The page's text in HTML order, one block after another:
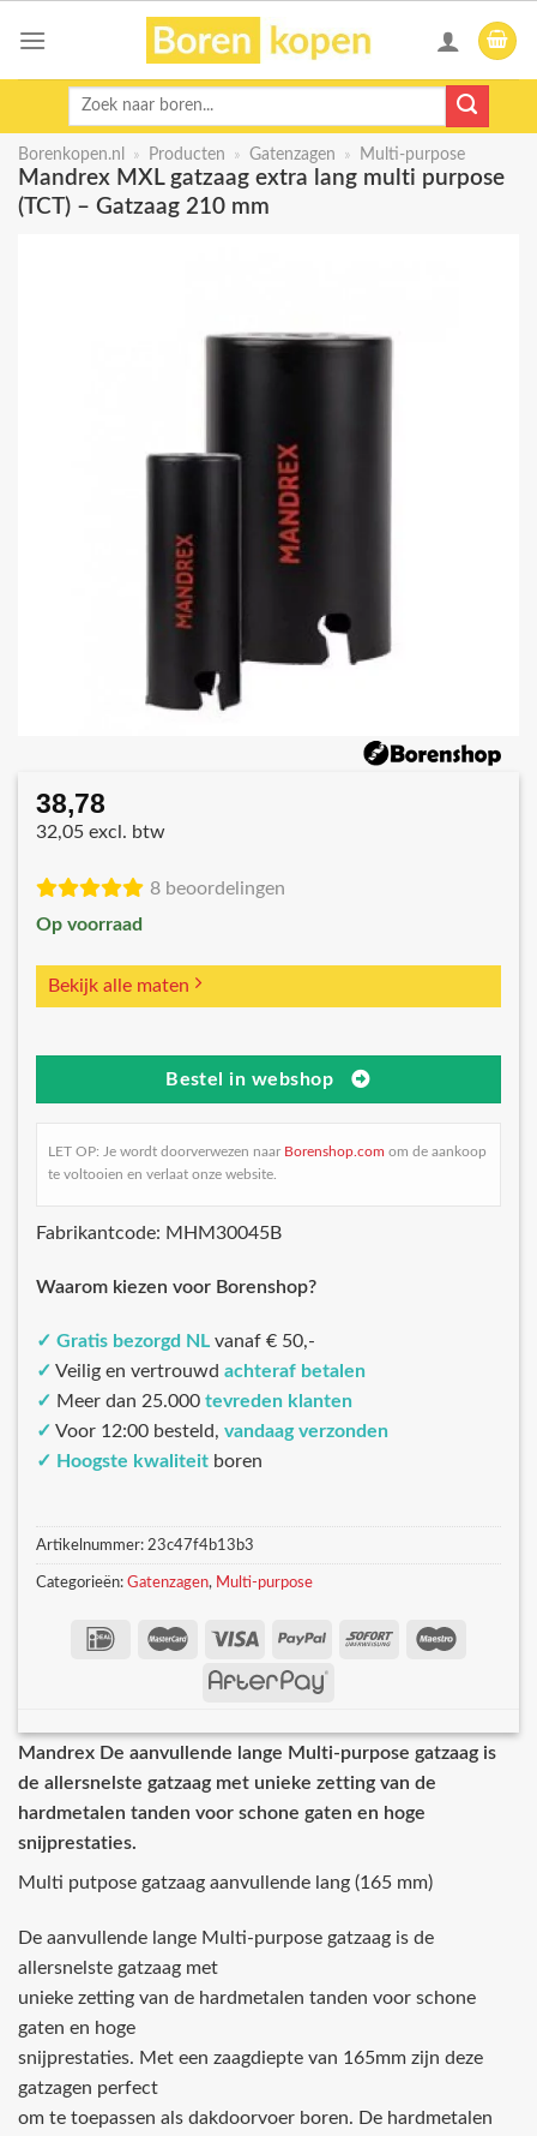
Zoeken
Borenkopen.nl » Producten » Gatenzagen » Multi-purpose
Mandrex MXL gatzaag extra lang multi purpose
(TCT) – Gatzaag 210 mm
38,78
32,05 excl. btw
8 beoordelingen
Op voorraad
Bekijk alle maten
Bestel in webshop
LET OP: Je wordt doorverwezen naar Borenshop.com om de aankoop
te voltooien en verlaat onze website.
Fabrikantcode: MHM30045B
Waarom kiezen voor Borenshop?
✓ Gratis bezorgd NL vanaf € 50,-
✓ Veilig en vertrouwd achteraf betalen
✓ Meer dan 25.000 tevreden klanten
✓ Voor 12:00 besteld, vandaag verzonden
✓ Hoogste kwaliteit boren
Artikelnummer: 23c47f4b13b3
Categorieën: Gatenzagen, Multi-purpose
Mandrex De aanvullende lange Multi-purpose gatzaag is
de allersnelste gatzaag met unieke zetting van de
hardmetalen tanden voor schone gaten en hoge
snijprestaties.
Multi putpose gatzaag aanvullende lang (165 mm)
De aanvullende lange Multi-purpose gatzaag is de
allersnelste gatzaag met
unieke zetting van de hardmetalen tanden voor schone
gaten en hoge
snijprestaties. Met een zaagdiepte van 165mm zijn deze
gatzagen perfect
om te toepassen als dakdoorvoer boren. De hardmetalen